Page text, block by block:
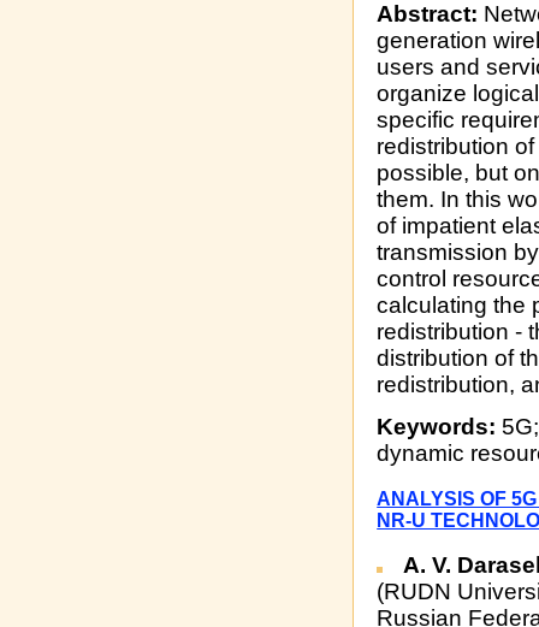
Abstract:
generation
users and
organize
specific
redistribution
possible, but
them. In this
of impatient
transmission
control
calculating the
redistribution -
distribution of
redistribution,
Keywords:
dynamic
ANALYSIS OF
NR-U
А. V.
(RUDN
Russian